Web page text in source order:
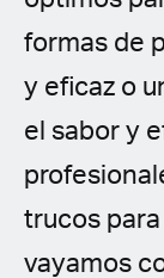
formas de
y eficaz o
el sabor y
trucos
vayamos